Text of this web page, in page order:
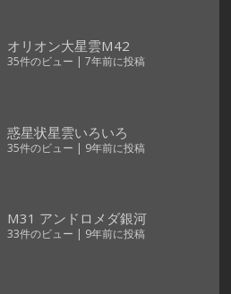
オリオン大星雲M42
35件のビュー | 7年前に投稿
惑星状星雲いろいろ
35件のビュー | 9年前に投稿
M31 アンドロメダ銀河
33件のビュー | 9年前に投稿